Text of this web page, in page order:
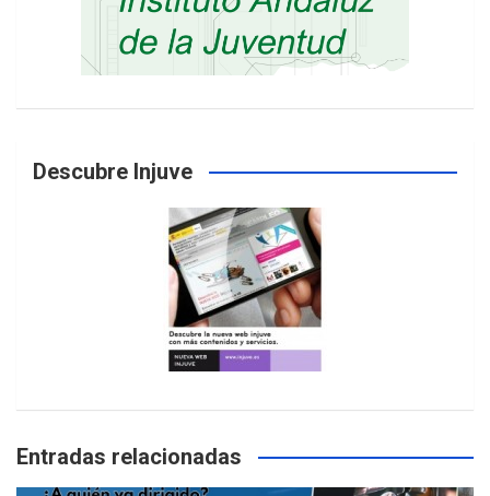
Descubre Injuve
Entradas relacionadas